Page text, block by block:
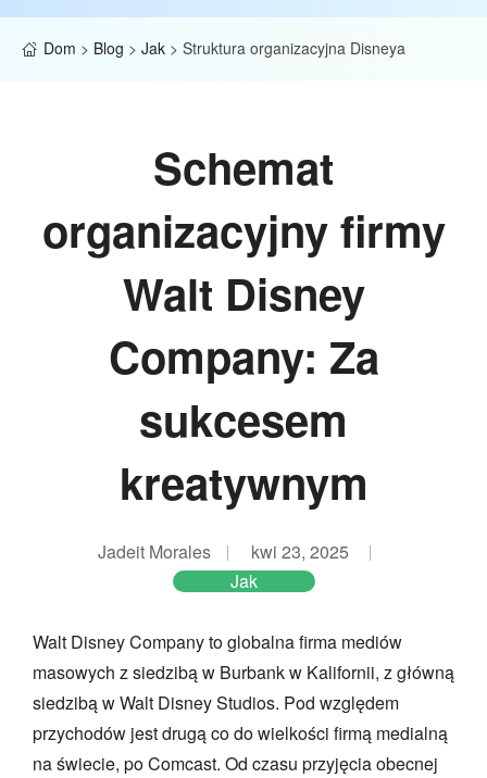
Dom > Blog > Jak > Struktura organizacyjna Disneya
Schemat
organizacyjny firmy
Walt Disney
Company: Za
sukcesem
kreatywnym
Jadeit Morales
kwi 23, 2025
Jak
Walt Disney Company to globalna firma mediów
masowych z siedzibą w Burbank w Kalifornii, z główną
siedzibą w Walt Disney Studios. Pod względem
przychodów jest drugą co do wielkości firmą medialną
na świecie, po Comcast. Od czasu przyjęcia obecnej